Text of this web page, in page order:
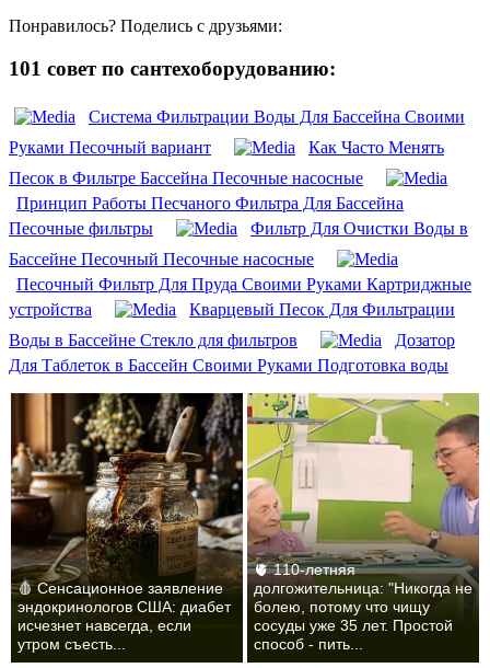
Понравилось? Поделись с друзьями:
101 совет по сантехоборудованию:
Система Фильтрации Воды Для Бассейна Своими
Руками Песочный вариант
Как Часто Менять
Песок в Фильтре Бассейна Песочные насосные
Принцип Работы Песчаного Фильтра Для Бассейна
Песочные фильтры
Фильтр Для Очистки Воды в
Бассейне Песочный Песочные насосные
Песочный Фильтр Для Пруда Своими Руками Картриджные
устройства
Кварцевый Песок Для Фильтрации
Воды в Бассейне Стекло для фильтров
Дозатор
Для Таблеток в Бассейн Своими Руками Подготовка воды
🩸 Сенсационное заявление
эндокринологов США: диабет
исчезнет навсегда, если
утром съесть...
🫀 110-летняя
долгожительница: "Никогда не
болею, потому что чищу
сосуды уже 35 лет. Простой
способ - пить...